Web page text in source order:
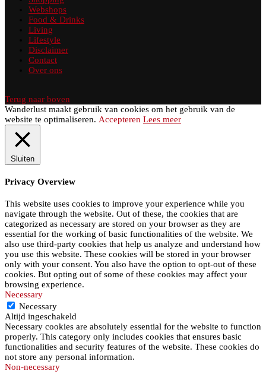
Webshops
Food & Drinks
Living
Lifestyle
Disclaimer
Contact
Over ons
Terug naar boven
Wanderlust maakt gebruik van cookies om het gebruik van de
website te optimaliseren. Accepteren Lees meer
Sluiten
Privacy Overview
This website uses cookies to improve your experience while you
navigate through the website. Out of these, the cookies that are
categorized as necessary are stored on your browser as they are
essential for the working of basic functionalities of the website. We
also use third-party cookies that help us analyze and understand how
you use this website. These cookies will be stored in your browser
only with your consent. You also have the option to opt-out of these
cookies. But opting out of some of these cookies may affect your
browsing experience.
Necessary
Necessary
Altijd ingeschakeld
Necessary cookies are absolutely essential for the website to function
properly. This category only includes cookies that ensures basic
functionalities and security features of the website. These cookies do
not store any personal information.
Non-necessary